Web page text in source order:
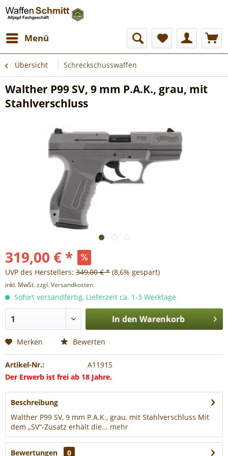
Menü
Übersicht Schreckschusswaffen
Walther P99 SV, 9 mm P.A.K., grau, mit
Stahlverschluss
319,00 € *
UVP des Herstellers: 349,00 € * (8,6% gespart)
inkl. MwSt.zzgl. Versandkosten
Sofort versandfertig, Lieferzeit ca. 1-3 Werktage
In den Warenkorb
Merken Bewerten
Artikel-Nr.:
A11915
Der Erwerb ist frei ab 18 Jahre.
Beschreibung
Walther P99 SV, 9 mm P.A.K., grau, mit Stahlverschluss Mit
dem „SV“-Zusatz erhält die... mehr
Bewertungen 0